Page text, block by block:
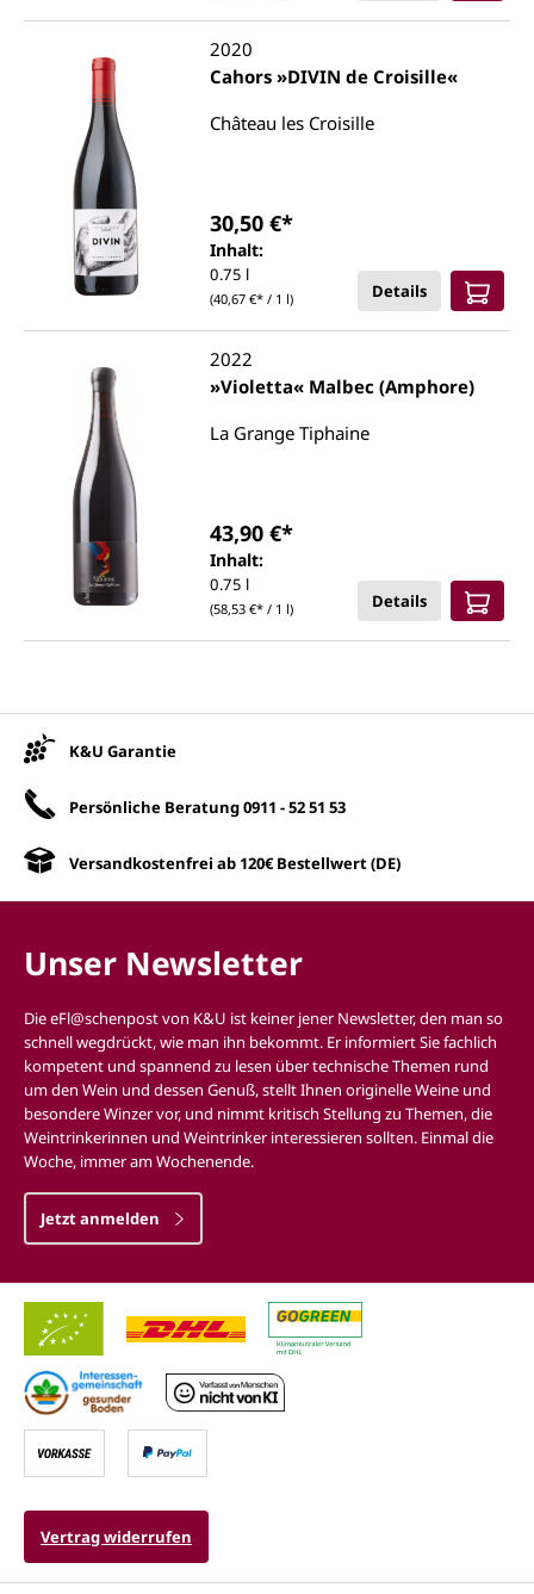
2020
Cahors »DIVIN de Croisille«
Château les Croisille
Inhalt:
0.75 l
(40,67 €* / 1 l)
30,50 €*
Details
2022
»Violetta« Malbec (Amphore)
La Grange Tiphaine
Inhalt:
0.75 l
(58,53 €* / 1 l)
43,90 €*
Details
K&U Garantie
Persönliche Beratung0911 - 52 51 53
Versandkostenfrei ab 120€ Bestellwert (DE)
Unser Newsletter
Die eFl@schenpost von K&U ist keiner jener Newsletter, den man so
schnell wegdrückt, wie man ihn bekommt. Er informiert Sie fachlich
kompetent und spannend zu lesen über technische Themen rund
um den Wein und dessen Genuß, stellt Ihnen originelle Weine und
besondere Winzer vor, und nimmt kritisch Stellung zu Themen, die
Weintrinkerinnen und Weintrinker interessieren sollten. Einmal die
Woche, immer am Wochenende.
Jetzt anmelden
Vertrag widerrufen